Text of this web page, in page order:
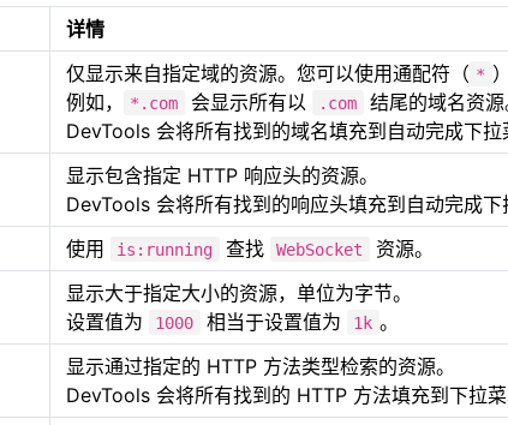
详情
仅显示来自指定域的资源。您可以使用通配符（ *
例如，
*.com 会显示所有以 .com
结尾的域名资源
DevTools 会将所有找到的域名填充到自动完成下拉
显示包含指定 HTTP 响应头的资源。
DevTools 会将所有找到的响应头填充到自动完成下
使用 is:running 查找 WebSocket 资源。
显示大于指定大小的资源，单位为字节。
设置值为
1000 相当于设置值为 1k 。
显示通过指定的 HTTP 方法类型检索的资源。
DevTools 会将所有找到的 HTTP 方法填充到下拉菜